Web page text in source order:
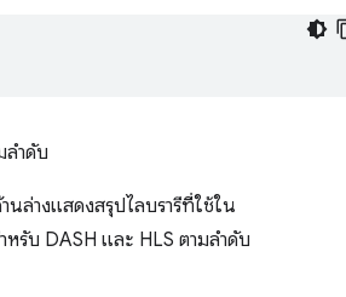
ลำดับ
นล่างแสดงสรุปไลบรารีที่ใช้ใน
รับ DASH และ HLS ตามลําดับ